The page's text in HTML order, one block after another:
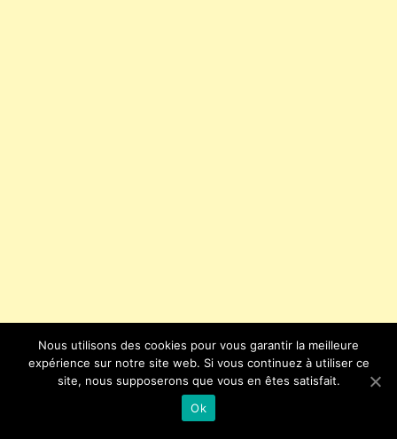
Fantasy Game of Thrones Série TV
Nous utilisons des cookies pour vous garantir la meilleure
expérience sur notre site web. Si vous continuez à utiliser ce
site, nous supposerons que vous en êtes satisfait.
Ok